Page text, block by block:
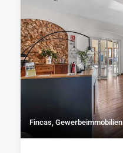
Fincas, Gewerbeimmobilien